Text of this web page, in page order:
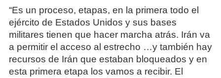
“Es un proceso, etapas, en la primera todo el
ejército de Estados Unidos y sus bases
militares tienen que hacer marcha atrás. Irán va
a permitir el acceso al estrecho …y también hay
recursos de Irán que estaban bloqueados y en
esta primera etapa los vamos a recibir. El